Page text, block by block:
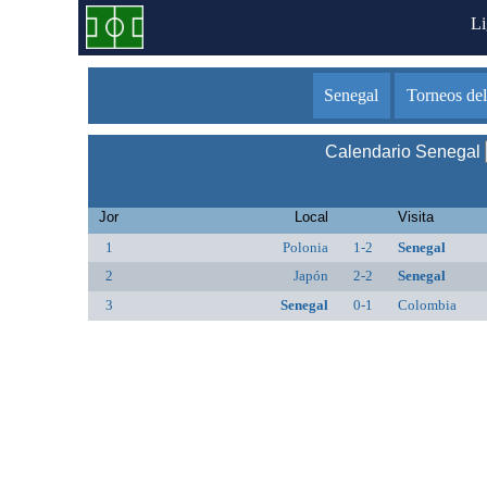
Senegal Torneos
Calendario Senegal
Jor Local Visita
1
Polonia 1-2 Senegal
2
Japón 2-2 Senegal
3
Senegal 0-1 Colombia